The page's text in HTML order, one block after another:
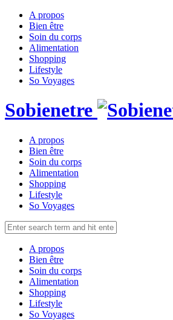
A propos
Bien être
Soin du corps
Alimentation
Shopping
Lifestyle
So Voyages
Sobienetre
A propos
Bien être
Soin du corps
Alimentation
Shopping
Lifestyle
So Voyages
A propos
Bien être
Soin du corps
Alimentation
Shopping
Lifestyle
So Voyages